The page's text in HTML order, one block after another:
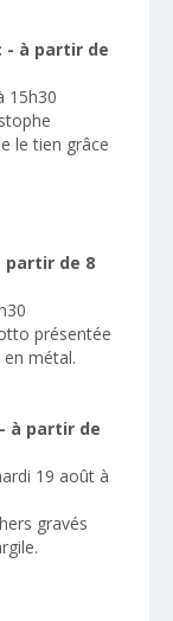
- à partir de
15h30
le tien grâce
partir de 8
présentée
métal.
à partir de
19 août à
gravés